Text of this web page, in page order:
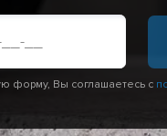
форму, Вы соглашаетесь с